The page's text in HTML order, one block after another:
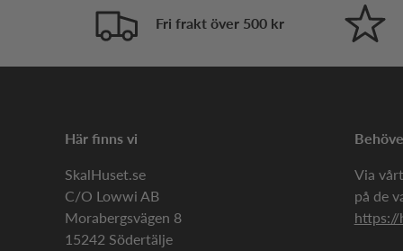
Fri frakt över 500 kr
Här finns vi
SkalHuset.se
C/O Lowwi AB
Morabergsvägen 8
15242 Södertälje
Via
på de
https://